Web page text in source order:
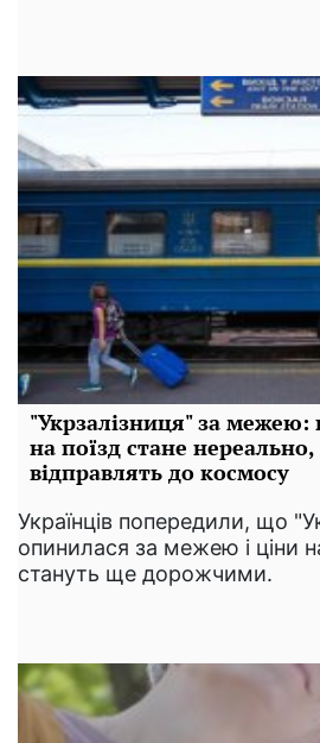
"Укрзалізниця" за межею:
на поїзд стане
відправлять до космосу
Українців попередили, що
опинилася за межею і ціни
стануть ще дорожчими.